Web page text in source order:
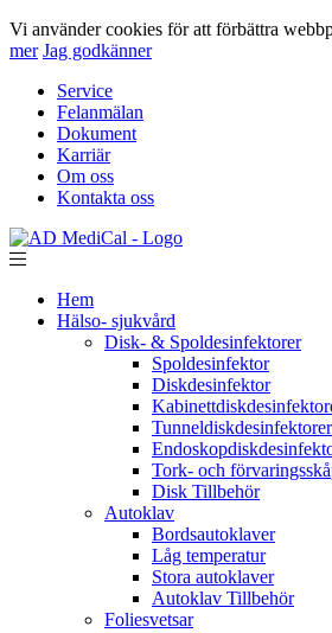
Vi använder cookies för att förbättra
mer Jag godkänner
Service
Felanmälan
Dokument
Karriär
Om oss
Kontakta oss
Hem
Hälso- sjukvård
Disk- & Spoldesinfektorer
Spoldesinfektor
Diskdesinfektor
Tunneldiskdesinfektorer
Tork- och
Disk Tillbehör
Autoklav
Bordsautoklaver
Låg temperatur
Stora autoklaver
Autoklav Tillbehör
Foliesvetsar